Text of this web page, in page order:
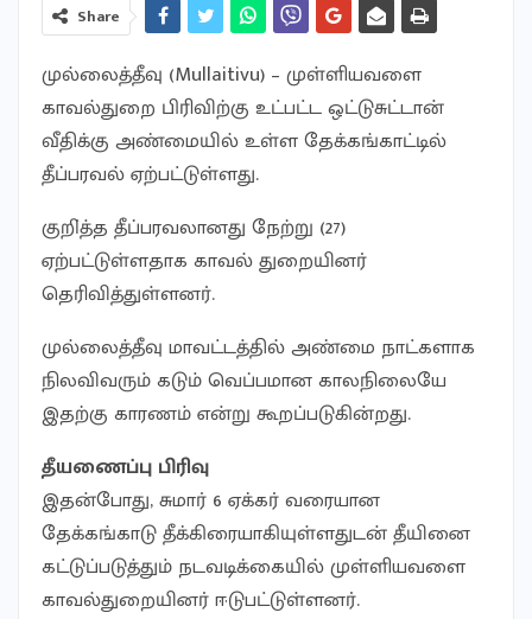
Share
முல்லைத்தீவு (Mullaitivu) – முள்ளியவளை
காவல்துறை பிரிவிற்கு உட்பட்ட ஒட்டுசுட்டான்
வீதிக்கு அண்மையில் உள்ள தேக்கங்காட்டில்
தீப்பரவல் ஏற்பட்டுள்ளது.
குறி்த்த தீப்பரவலானது நேற்று (27)
ஏற்பட்டுள்ளதாக காவல் துறையினர்
தெரிவித்துள்ளனர்.
முல்லைத்தீவு மாவட்டத்தில் அண்மை நாட்களாக
நிலவிவரும் கடும் வெப்பமான காலநிலையே
இதற்கு காரணம் என்று கூறப்படுகின்றது.
தீயணைப்பு பிரிவு
இதன்போது, சுமார் 6 ஏக்கர் வரையான
தேக்கங்காடு தீக்கிரையாகியுள்ளதுடன் தீயினை
கட்டுப்படுத்தும் நடவடிக்கையில் முள்ளியவளை
காவல்துறையினர் ஈடுபட்டுள்ளனர்.